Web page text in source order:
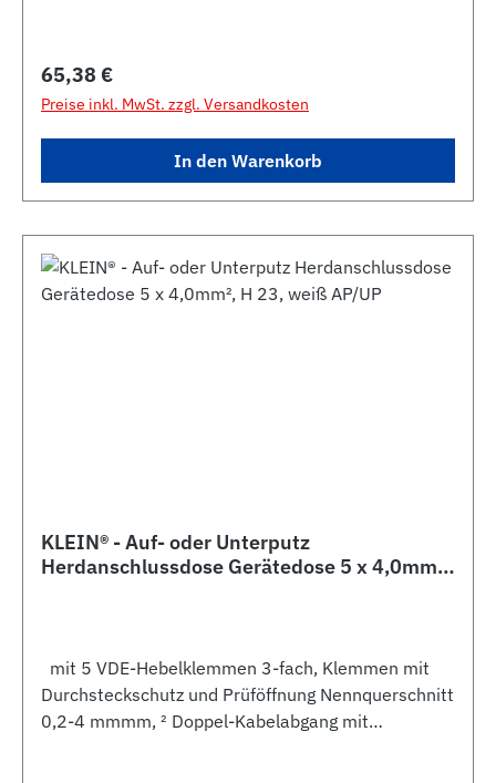
Regulärer Preis:
65,38 €
Preise inkl. MwSt. zzgl. Versandkosten
In den Warenkorb
KLEIN® - Auf- oder Unterputz
Herdanschlussdose Gerätedose 5 x 4,0mm²,
Durchsteckschutz und Prüföffnung Nennquerschnitt
0,2-4 mmmm, ² Doppel-Kabelabgang mit